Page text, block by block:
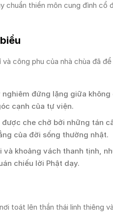
thiền môn cung đình cổ
công phu của nhà chùa đã
nghiêm đứng lặng giữa
cạnh của tự viện.
che chở bởi những tán
của đời sống thường nhật.
và khoảng vách thanh tịnh,
chiếu lời Phật dạy.
toát lên thần thái linh thiêng